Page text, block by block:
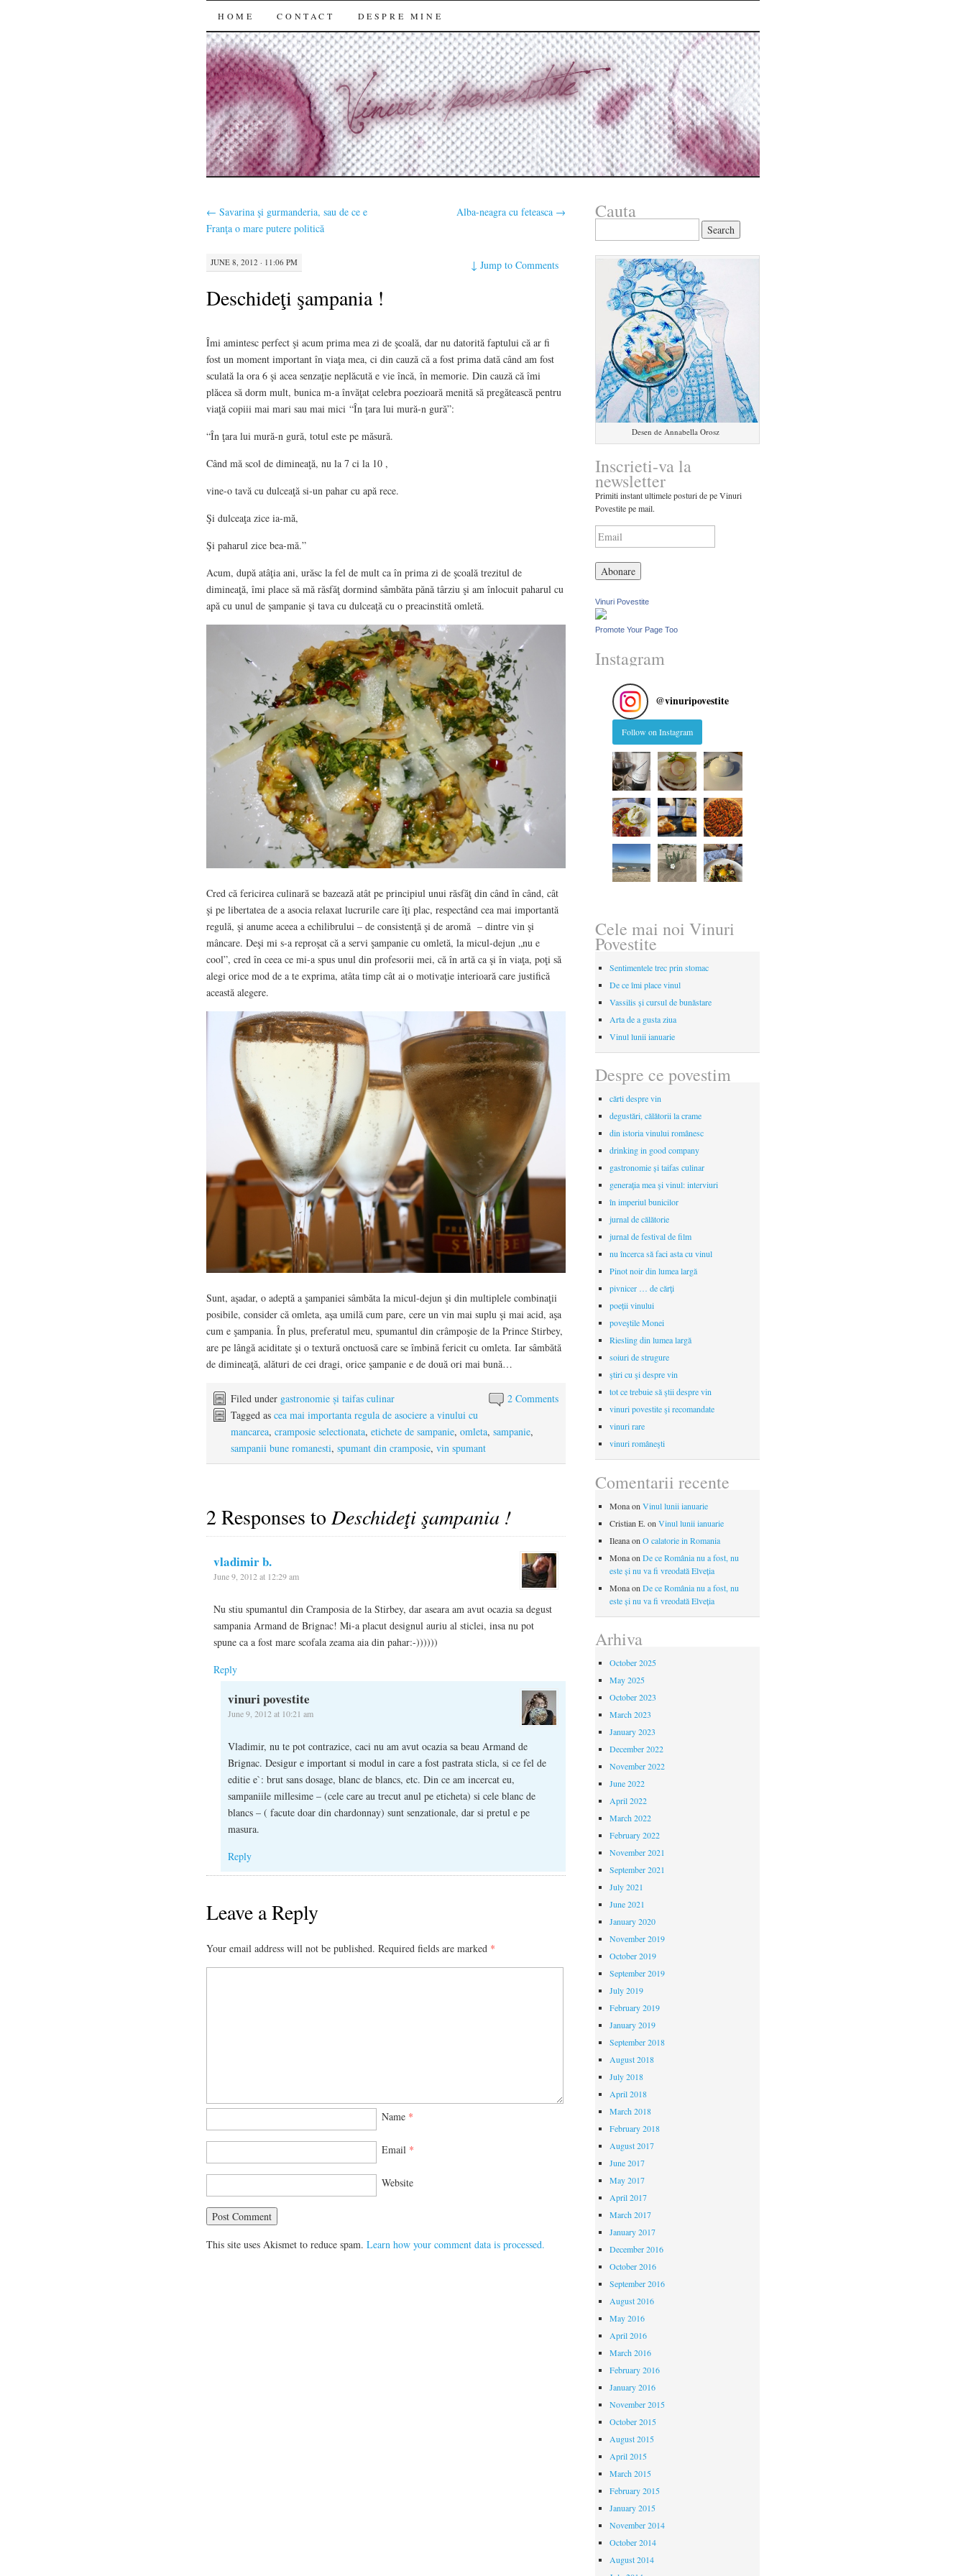
SKIP
TO
CONTENT
HOME CONTACT DESPRE MINE
← Savarina şi gurmanderia, sau de ce e
Franţa o mare putere politică
Alba-neagra cu feteasca →
JUNE 8, 2012 · 11:06 PM ↓Jump to Comments
Deschideţi şampania !
Îmi amintesc perfect şi acum prima mea zi de şcoală, dar nu datorită faptului că ar fi
fost un moment important în viaţa mea, ci din cauză că a fost prima dată când am fost
sculată la ora 6 şi acea senzaţie neplăcută e vie încă, în memorie. Din cauză că îmi
plăcea să dorm mult, bunica m-a învăţat celebra poezioară menită să pregătească pentru
viaţă copiii mai mari sau mai mici “În ţara lui mură-n gură”:
“În ţara lui mură-n gură, totul este pe măsură.
Când mă scol de dimineaţă, nu la 7 ci la 10 ,
vine-o tavă cu dulceaţă si-un pahar cu apă rece.
Şi dulceaţa zice ia-mă,
Şi paharul zice bea-mă.”
Acum, după atâţia ani, urăsc la fel de mult ca în prima zi de şcoală trezitul de
dimineaţă, îmi place să mă răsfăţ dormind sâmbăta pănă târziu şi am înlocuit paharul cu
apă cu unul de şampanie şi tava cu dulceaţă cu o preacinstită omletă.
Cred că fericirea culinară se bazează atât pe principiul unui răsfăţ din când în când, cât
şi pe libertatea de a asocia relaxat lucrurile care îţi plac, respectând cea mai importantă
regulă, şi anume aceea a echilibrului – de consistenţă şi de aromă – dintre vin şi
mâncare. Deşi mi s-a reproşat că a servi şampanie cu omletă, la micul-dejun „nu e
cool”, cred în ceea ce mi-a spus unul din profesorii mei, că în artă ca şi în viaţa, poţi să
alegi orice mod de a te exprima, atâta timp cât ai o motivaţie interioară care justifică
această alegere.
Sunt, aşadar, o adeptă a şampaniei sâmbăta la micul-dejun şi din multiplele combinaţii
posibile, consider că omleta, aşa umilă cum pare, cere un vin mai suplu şi mai acid, aşa
cum e şampania. În plus, preferatul meu, spumantul din crâmpoşie de la Prince Stirbey,
are pe lângă aciditate şi o textură onctuosă care se îmbină fericit cu omleta. Iar sâmbătă
de dimineaţă, alături de cei dragi, orice şampanie e de două ori mai bună…
2 Comments
Filed under gastronomie și taifas culinar
Tagged as cea mai importanta regula de asociere a vinului cu
mancarea, cramposie selectionata, etichete de sampanie, omleta, sampanie,
sampanii bune romanesti, spumant din cramposie, vin spumant
2 Responses toDeschideţi şampania !
vladimir b.
June 9, 2012 at 12:29 am
Nu stiu spumantul din Cramposia de la Stirbey, dar aseara am avut ocazia sa degust
sampania Armand de Brignac! Mi-a placut designul auriu al sticlei, insa nu pot
spune ca a fost mare scofala zeama aia din pahar:-))))))
Reply
vinuri povestite
June 9, 2012 at 10:21 am
Vladimir, nu te pot contrazice, caci nu am avut ocazia sa beau Armand de
Brignac. Desigur e important si modul in care a fost pastrata sticla, si ce fel de
editie e`: brut sans dosage, blanc de blancs, etc. Din ce am incercat eu,
sampaniile millesime – (cele care au trecut anul pe eticheta) si cele blanc de
blancs – ( facute doar din chardonnay) sunt senzationale, dar si pretul e pe
masura.
Reply
Leave a Reply
Your email address will not be published. Required fields are marked *
Name *
Email *
Website
This site uses Akismet to reduce spam. Learn how your comment data is processed.
Cauta
Desen de Annabella Orosz
Inscrieti-va la
newsletter
Primiti instant ultimele posturi de pe Vinuri
Povestite pe mail.
Vinuri Povestite
Promote Your Page Too
Instagram
@vinuripovestite
Follow on Instagram
Cele mai noi Vinuri
Povestite
Sentimentele trec prin stomac
De ce îmi place vinul
Vassilis și cursul de bunăstare
Arta de a gusta ziua
Vinul lunii ianuarie
Despre ce povestim
cărti despre vin
degustări, călătorii la crame
din istoria vinului românesc
drinking in good company
gastronomie și taifas culinar
generaţia mea şi vinul: interviuri
în imperiul bunicilor
jurnal de călătorie
jurnal de festival de film
nu încerca să faci asta cu vinul
Pinot noir din lumea largă
pivnicer … de cărţi
poeții vinului
poveştile Monei
Riesling din lumea largă
soiuri de strugure
ştiri cu şi despre vin
tot ce trebuie să ştii despre vin
vinuri povestite şi recomandate
vinuri rare
vinuri româneşti
Comentarii recente
Monaon Vinul lunii ianuarie
Cristian E. on Vinul lunii ianuarie
Ileanaon O calatorie in Romania
Monaon De ce România nu a fost, nu
este și nu va fi vreodată Elveția
Monaon De ce România nu a fost, nu
este și nu va fi vreodată Elveția
Arhiva
October 2025
May 2025
October 2023
March 2023
January 2023
December 2022
November 2022
June 2022
April 2022
March 2022
February 2022
November 2021
September 2021
July 2021
June 2021
January 2020
November 2019
October 2019
September 2019
July 2019
February 2019
January 2019
September 2018
August 2018
July 2018
April 2018
March 2018
February 2018
August 2017
June 2017
May 2017
April 2017
March 2017
January 2017
December 2016
October 2016
September 2016
August 2016
May 2016
April 2016
March 2016
February 2016
January 2016
November 2015
October 2015
August 2015
April 2015
March 2015
February 2015
January 2015
November 2014
October 2014
August 2014